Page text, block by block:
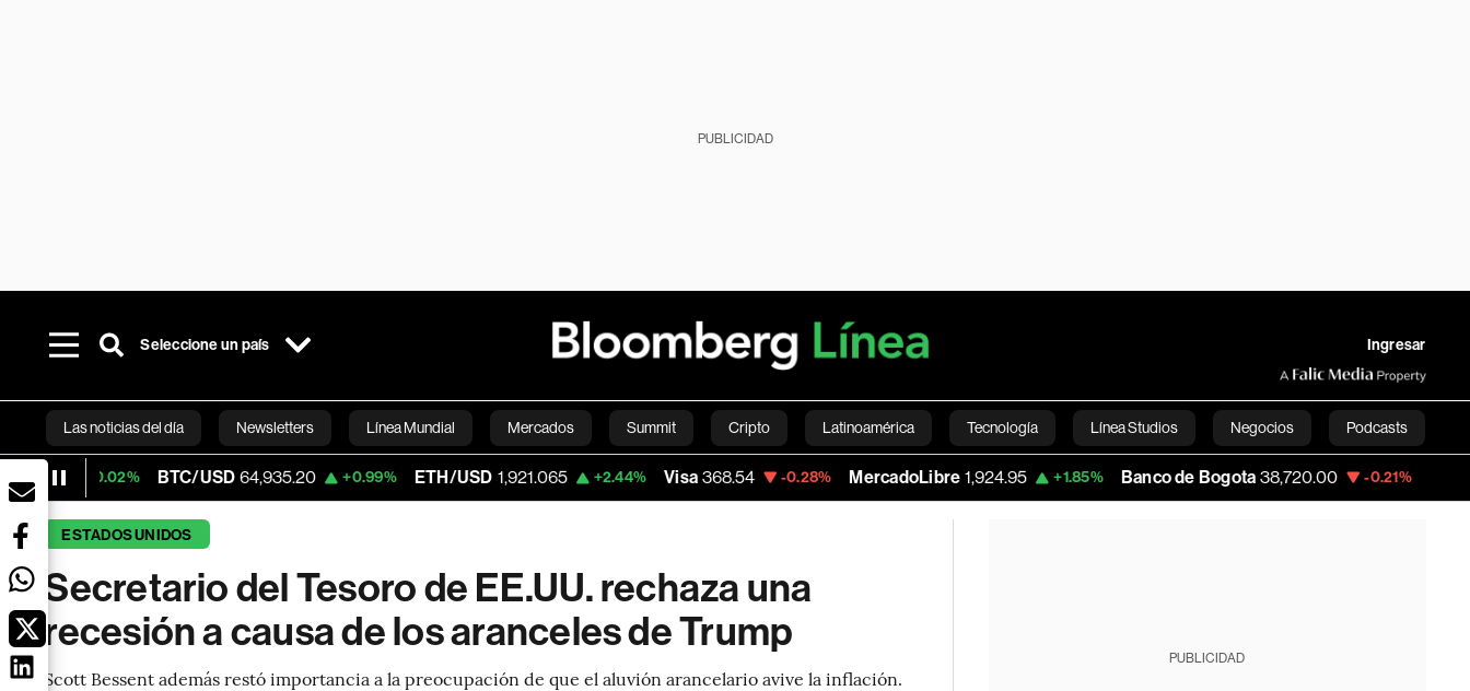
PUBLICIDAD
Seleccione un país Ingresar
Las noticias del día Newsletters Línea Mundial Mercados Summit Cripto Latinoamérica Tecnología Línea Studios Negocios Podcasts
Bloomberg Green Economía Estilo de vida Mundo Videos English
BTC/USD 64,935.20 +0.99% ETH/USD 1,921.065 +2.44% Visa 368.54 -0.28% MercadoLibre 1,924.95 +1.85% Banco de Bogota 38,720.00 -0.21% Apple
ESTADOS UNIDOS
Secretario del Tesoro de EE.UU. rechaza una
recesión a causa de los aranceles de Trump
Scott Bessent además restó importancia a la preocupación de que el aluvión arancelario avive la inflación.
PUBLICIDAD